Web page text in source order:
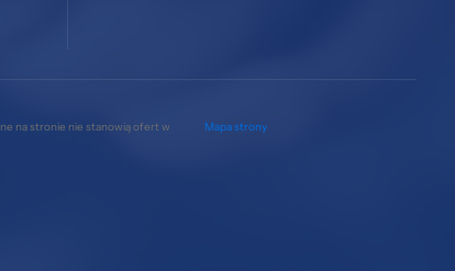
na stronie nie stanowią ofert w
Mapa strony